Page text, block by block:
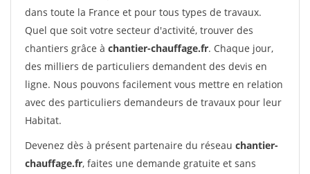
dans toute la France et pour tous types de travaux.
Quel que soit votre secteur d'activité, trouver des
chantiers grâce à chantier-chauffage.fr. Chaque jour,
des milliers de particuliers demandent des devis en
ligne. Nous pouvons facilement vous mettre en relation
avec des particuliers demandeurs de travaux pour leur
Habitat.
Devenez dès à présent partenaire du réseau chantier-
chauffage.fr, faites une demande gratuite et sans